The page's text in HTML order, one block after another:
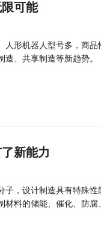
可能
人形机器人型号多，商
、共享制造等新趋势。
新能力
子，设计制造具有特殊
料的储能、催化、防腐